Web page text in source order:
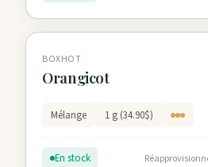
BOXHOT
Orangicot
Mélange 1 g (34.90$)
En stock